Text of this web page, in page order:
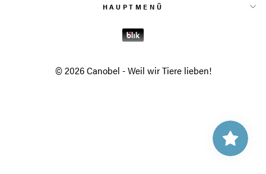
HAUPTMENÜ
© 2026 Canobel - Weil wir Tiere lieben!